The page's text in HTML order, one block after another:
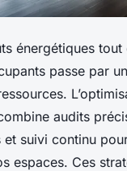
énergétiques
passe par
audits
et suivi continu
espaces. Ces